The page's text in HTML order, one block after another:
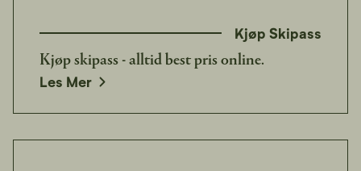
Kjøp Skipass
Kjøp skipass - alltid best pris online.
Les Mer
opens in a new window